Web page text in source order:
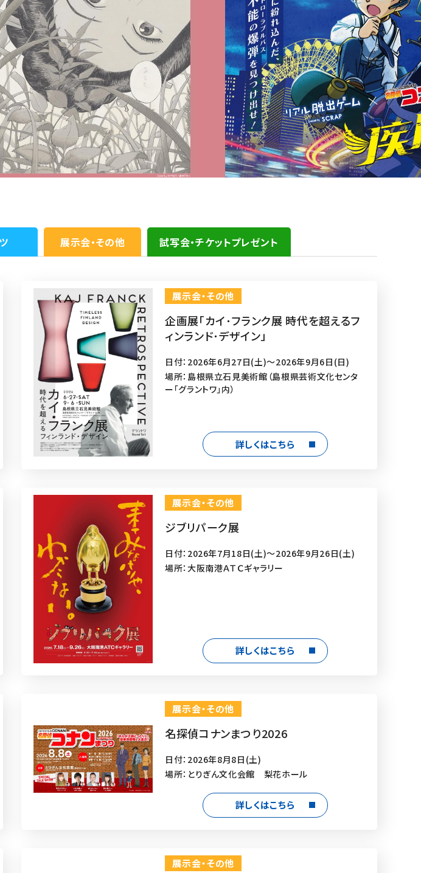
展示会・その他 試写会・チケットプレゼント
展示会・その他
企画展「カイ･フランク展 時代を超えるフ
ィンランド･デザイン」
日付：2026年6月27日(土)～2026年9月6日(日)
場所：島根県立石見美術館（島根県芸術文化センタ
ー「グラントワ」内）
詳しくはこちら
展示会・その他
ジブリパーク展
日付：2026年7月18日(土)～2026年9月26日(土)
場所：大阪南港ＡＴＣギャラリー
詳しくはこちら
展示会・その他
名探偵コナンまつり2026
日付：2026年8月8日(土)
場所：とりぎん文化会館 梨花ホール
詳しくはこちら
展示会・その他